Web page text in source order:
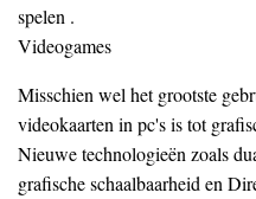
spelen .
Videogames
Misschien wel het grootste
videokaarten in pc's is tot
Nieuwe technologieën zoals
grafische schaalbaarheid en